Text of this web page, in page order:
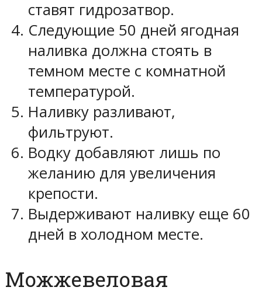
ставят гидрозатвор.
Следующие 50 дней ягодная
наливка должна стоять в
темном месте с комнатной
температурой.
Наливку разливают,
фильтруют.
Водку добавляют лишь по
желанию для увеличения
крепости.
Выдерживают наливку еще 60
дней в холодном месте.
Можжевеловая